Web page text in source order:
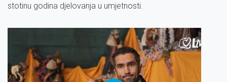
stotinu godina djelovanja u umjetnosti.